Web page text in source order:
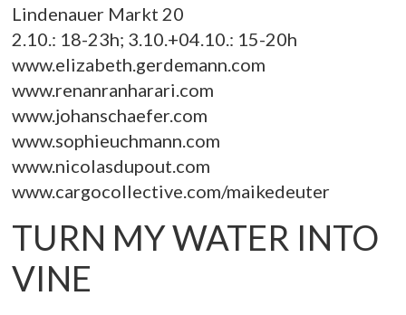
Lindenauer Markt 20
2.10.: 18-23h; 3.10.+04.10.: 15-20h
www.elizabeth.gerdemann.com
www.renanranharari.com
www.johanschaefer.com
www.sophieuchmann.com
www.nicolasdupout.com
www.cargocollective.com/maikedeuter
TURN MY WATER INTO
VINE